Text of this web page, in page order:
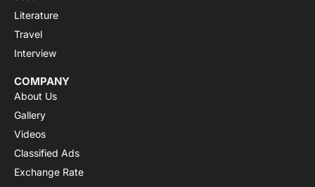
Literature
Travel
Interview
COMPANY
About Us
Gallery
Videos
Classified Ads
Exchange Rate